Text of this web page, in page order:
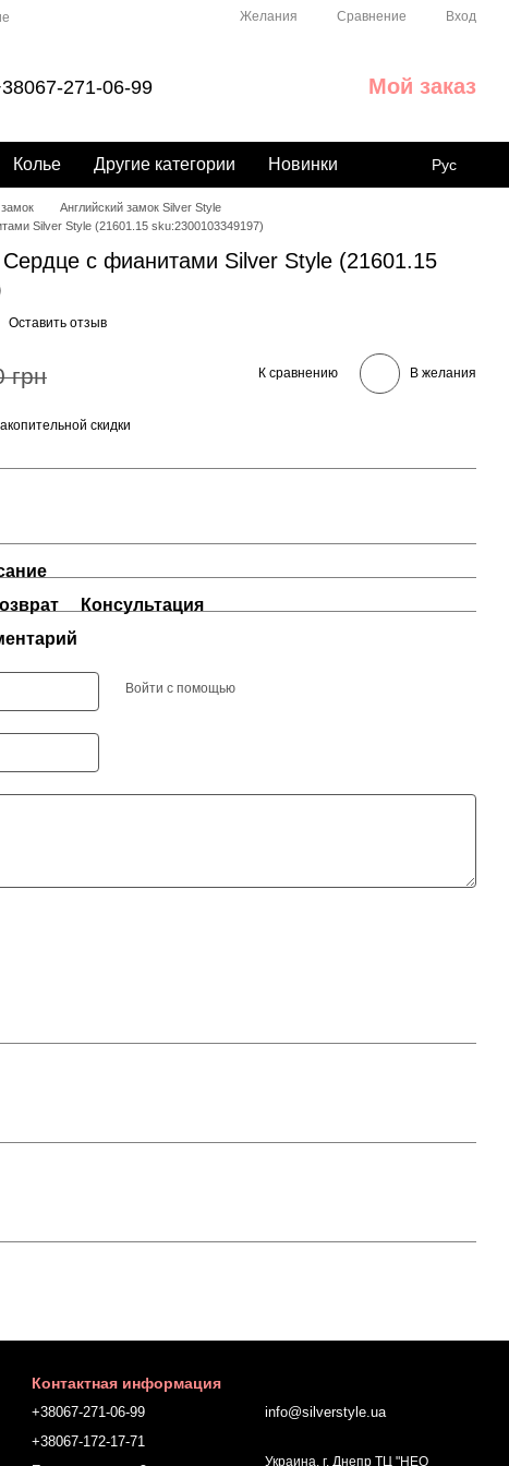
Желания Сравнение Вход
271-06-99 Мой заказ
Колье Другие категории Новинки Рус
Английский замок Silver Style
Silver Style (21601.15 sku:2300103349197)
с фианитами Silver Style (21601.15
Оставить отзыв
грн К сравнению В желания
скидки
Консультация
Войти с помощью
Контактная информация
+38067-271-06-99
+38067-172-17-71
info@silverstyle.ua
Украина, г. Днепр ТЦ "НЕО